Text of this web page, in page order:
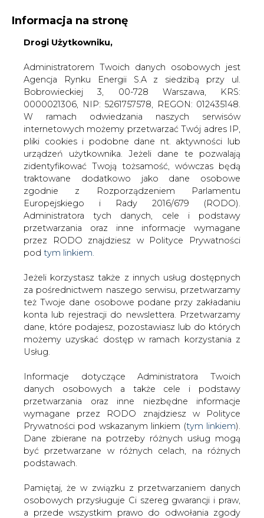
KONTAKT:
WYDAWCA PORTALU:
WYSOKI KONTRAST A A
ZALOGUJ SIĘ
WŁĄCZ CIRE.TV
Informacja na stronę
Drogi Użytkowniku,
Administratorem Twoich danych osobowych jest
Agencja Rynku Energii S.A z siedzibą przy ul.
Bobrowieckiej 3, 00-728 Warszawa, KRS:
0000021306, NIP: 5261757578, REGON: 012435148.
W ramach odwiedzania naszych serwisów
internetowych możemy przetwarzać Twój adres IP,
pliki cookies i podobne dane nt. aktywności lub
urządzeń użytkownika. Jeżeli dane te pozwalają
zidentyfikować Twoją tożsamość, wówczas będą
traktowane dodatkowo jako dane osobowe
zgodnie z Rozporządzeniem Parlamentu
Europejskiego i Rady 2016/679 (RODO).
Administratora tych danych, cele i podstawy
przetwarzania oraz inne informacje wymagane
przez RODO znajdziesz w Polityce Prywatności
pod tym linkiem.
Jeżeli korzystasz także z innych usług dostępnych
za pośrednictwem naszego serwisu, przetwarzamy
też Twoje dane osobowe podane przy zakładaniu
konta lub rejestracji do newslettera. Przetwarzamy
dane, które podajesz, pozostawiasz lub do których
możemy uzyskać dostęp w ramach korzystania z
Usług.
Informacje dotyczące Administratora Twoich
danych osobowych a także cele i podstawy
przetwarzania oraz inne niezbędne informacje
wymagane przez RODO znajdziesz w Polityce
Prywatności pod wskazanym linkiem (tym linkiem).
Dane zbierane na potrzeby różnych usług mogą
być przetwarzane w różnych celach, na różnych
podstawach.
Pamiętaj, że w związku z przetwarzaniem danych
osobowych przysługuje Ci szereg gwarancji i praw,
a przede wszystkim prawo do odwołania zgody
Strona główna
SERWIS INFORMACYJNY CIRE
/ Problemy Siemensa
2007-04-04 00:00
skomentuj
udostępnij:
Problemy Siemensa